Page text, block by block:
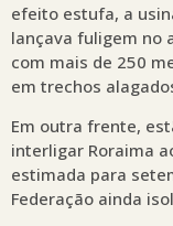
efeito estufa, a
lançava fuligem no
com mais de 250
em trechos
Em outra frente,
interligar Roraima
estimada para
Federação ainda